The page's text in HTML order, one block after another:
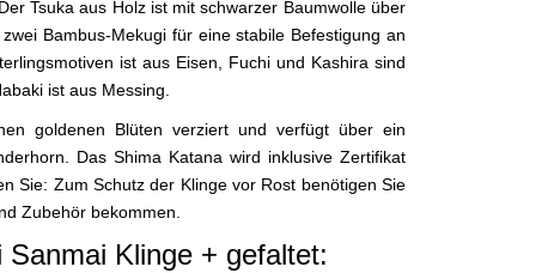
Tsuka aus Holz ist mit schwarzer Baumwolle über
Bambus-Mekugi für eine stabile Befestigung an
ist aus Eisen, Fuchi und Kashira sind
ist aus Messing.
goldenen Blüten verziert und verfügt über ein
Das Shima Katana wird inklusive Zertifikat
Sie: Zum Schutz der Klinge vor Rost benötigen Sie
Zubehör bekommen.
Klinge + gefaltet: